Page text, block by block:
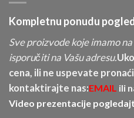
Kompletnu ponudu
Sve proizvode koje imamo
isporučiti na Vašu adresu.
cena, ili ne uspevate
kontaktirajte nas:EMAIL ili
Video prezentacije